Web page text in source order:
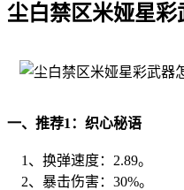
尘白禁区米娅星彩
一、推荐1：织心秘语
1、换弹速度：2.89。
2、暴击伤害：30%。